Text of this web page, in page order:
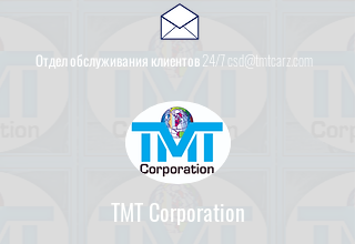
Отдел обслуживания клиентов 24/7 csd@tmtcarz.com
TMT Corporation